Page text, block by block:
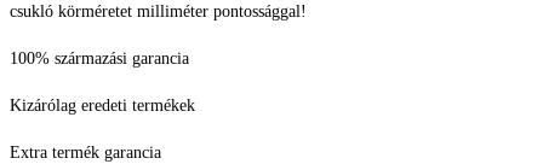
csukló körméretet milliméter pontossággal!
100% származási garancia
Kizárólag eredeti termékek
Extra termék garancia